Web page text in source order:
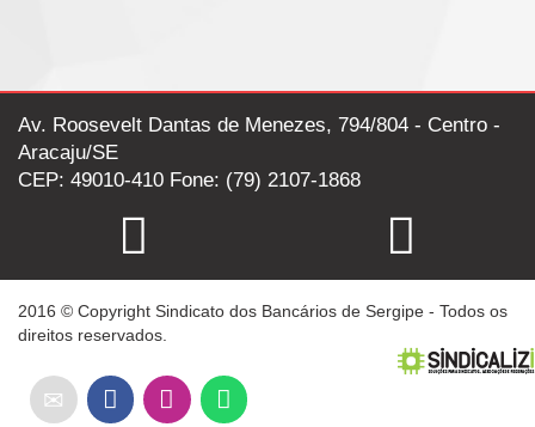
Av. Roosevelt Dantas de Menezes, 794/804 - Centro -
Aracaju/SE
CEP: 49010-410 Fone: (79) 2107-1868
2016 © Copyright Sindicato dos Bancários de Sergipe - Todos os
direitos reservados.